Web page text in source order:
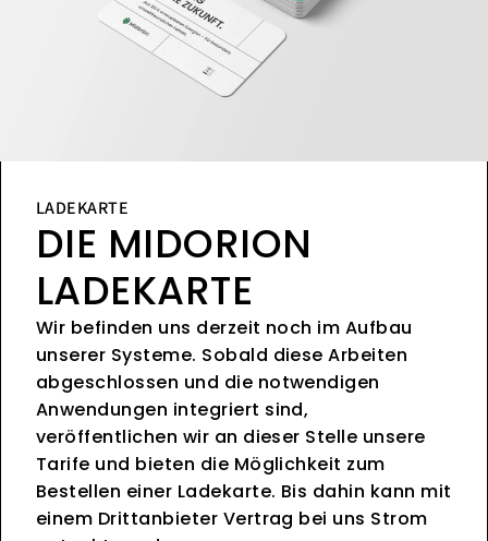
LADEKARTE
DIE MIDORION
LADEKARTE
Wir befinden uns derzeit noch im Aufbau
unserer Systeme. Sobald diese Arbeiten
abgeschlossen und die notwendigen
Anwendungen integriert sind,
veröffentlichen wir an dieser Stelle unsere
Tarife und bieten die Möglichkeit zum
Bestellen einer Ladekarte. Bis dahin kann mit
einem Drittanbieter Vertrag bei uns Strom